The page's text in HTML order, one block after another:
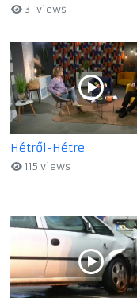
31 views
Hétről-Hétre
115 views